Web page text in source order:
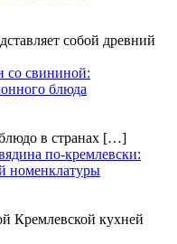
собой древний
со свининой:
блюда
в странах […]
по-кремлевски:
номенклатуры
Кремлевской кухней